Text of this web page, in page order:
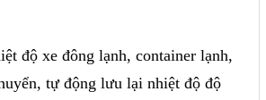
độ xe đông lạnh, container lạnh,
tự động lưu lại nhiệt độ độ